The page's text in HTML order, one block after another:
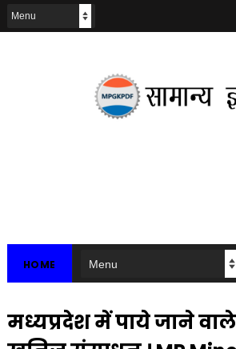
HOME
मध्यप्रदेश में पाये जाने